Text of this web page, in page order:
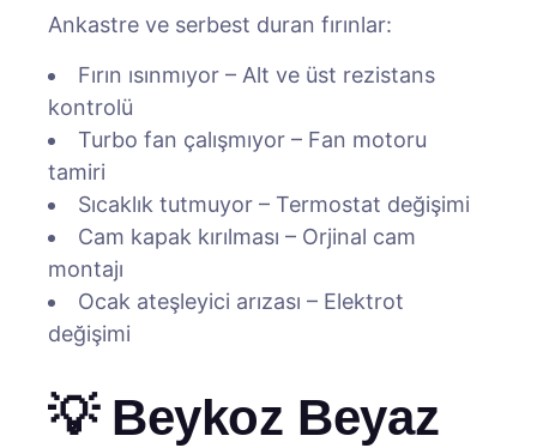
Ankastre ve serbest duran fırınlar:
Fırın ısınmıyor – Alt ve üst rezistans
kontrolü
Turbo fan çalışmıyor – Fan motoru
tamiri
Sıcaklık tutmuyor – Termostat değişimi
Cam kapak kırılması – Orjinal cam
montajı
Ocak ateşleyici arızası – Elektrot
değişimi
💡 Beykoz Beyaz